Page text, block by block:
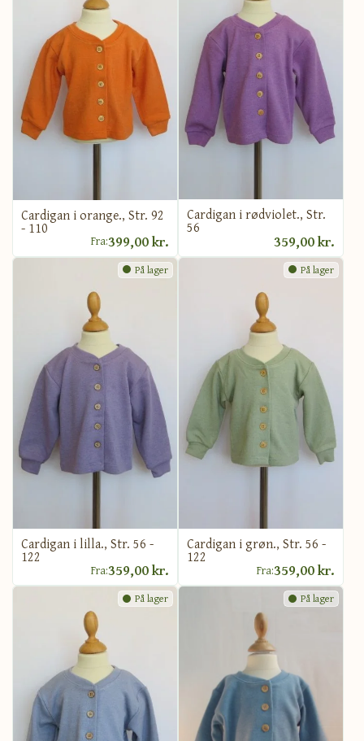
Cardigan i orange., Str. 92
- 110
Fra:399,00 kr.
Cardigan i rødviolet., Str.
56
359,00 kr.
På lager
Cardigan i lilla., Str. 56 -
122
Fra:359,00 kr.
På lager
Cardigan i grøn., Str. 56 -
122
Fra:359,00 kr.
På lager På lager